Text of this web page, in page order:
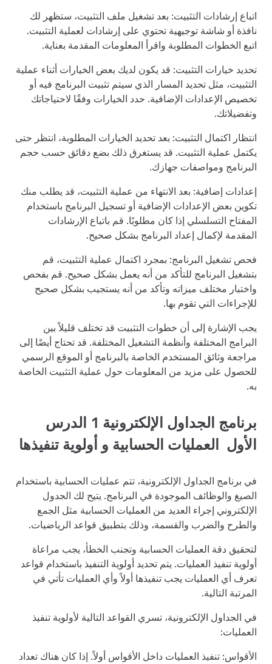
اتباع إرشادات التثبيت: بعد تشغيل ملف التثبيت، ستظهر لك
نافذة أو شاشة توجيهية تحتوي على إرشادات لعملية التثبيت.
اتبع الخطوات المطلوبة واقرأ المعلومات المقدمة بعناية.
تحديد خيارات التثبيت: قد يكون لديك بعض الخيارات أثناء عملية
التثبيت، مثل تحديد المسار الذي سيتم تثبيت البرنامج فيه أو
تخصيص الإعدادات الإضافية. حدد الخيارات وفقًا لاحتياجاتك
وتفضيلاتك.
انتظار اكتمال التثبيت: بعد تحديد الخيارات المطلوبة، انتظر حتى
يكتمل عملية التثبيت. قد يستغرق ذلك بضع دقائق حسب حجم
البرنامج ومواصفات جهازك.
إعدادات إضافية: بعد الانتهاء من عملية التثبيت، قد يطلب منك
تكوين بعض الإعدادات الإضافية أو تسجيل البرنامج باستخدام
المفتاح التسلسلي إذا كان مطلوبًا. قم باتباع الإرشادات
المقدمة لإكمال إعداد البرنامج بشكل صحيح.
فحص تشغيل البرنامج: بمجرد اكتمال عملية التثبيت، قم
بتشغيل البرنامج للتأكد من أنه يعمل بشكل صحيح. قم بفحص
واختبار مختلف ميزاته وتأكد من أنه يستجيب بشكل صحيح
للإجراءات التي تقوم بها.
يجب الإشارة إلى أن خطوات التثبيت قد تختلف قليلاً بين
البرامج المختلفة وأنظمة التشغيل المختلفة. قد تحتاج أيضًا إلى
مراجعة وثائق المستخدم الخاصة بالبرنامج أو الموقع الرسمي
للحصول على مزيد من المعلومات حول عملية التثبيت الخاصة
به.
برنامج الجداول الإلكترونية 1 الدرس
الأول العمليات الحسابية و أولوية تنفيذها
في برنامج الجداول الإلكترونية، تتم عمليات الحسابية باستخدام
الصيغ والوظائف الموجودة في البرنامج. يتيح لك الجدول
الإلكتروني إجراء العديد من العمليات الحسابية مثل الجمع
والطرح والضرب والقسمة، وذلك بتطبيق قواعد الرياضيات.
لتحقيق دقة العمليات الحسابية وتجنب الخطأ، يجب مراعاة
أولوية تنفيذ العمليات. يتم تحديد أولوية التنفيذ باستخدام قواعد
تعرف أي العمليات يجب تنفيذها أولاً وأي العمليات تأتي في
المرتبة التالية.
في الجداول الإلكترونية، تسري القواعد التالية لأولوية تنفيذ
العمليات:
الأقواس: تنفيذ العمليات داخل الأقواس أولاً. إذا كان هناك تعداد